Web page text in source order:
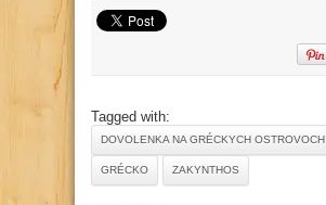
Tagged with:
DOVOLENKA NA GRÉCKYCH OSTROVOCH
GRÉCKO ZAKYNTHOS